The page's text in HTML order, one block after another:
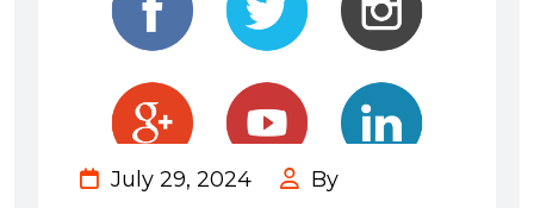
July 29, 2024 By